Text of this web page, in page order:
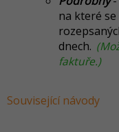
na které
dnech.
faktuře.)
Související návody